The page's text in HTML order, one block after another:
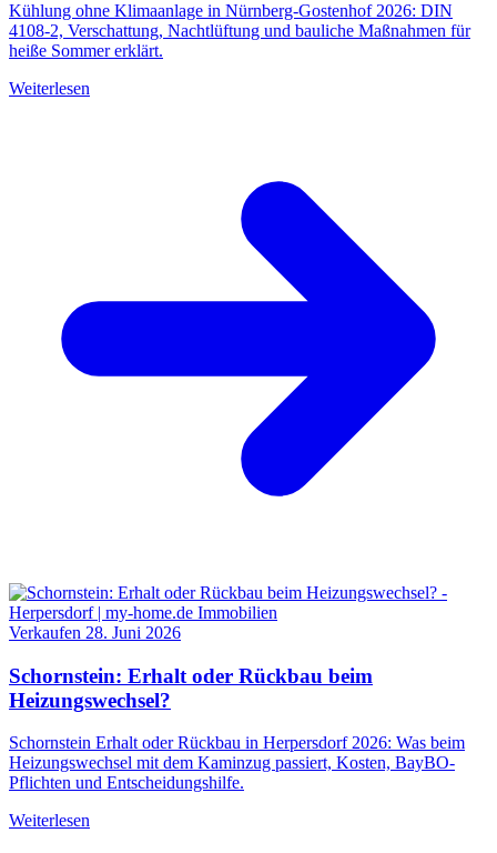
Kühlung ohne Klimaanlage in Nürnberg-Gostenhof 2026: DIN
4108-2, Verschattung, Nachtlüftung und bauliche Maßnahmen für
heiße Sommer erklärt.
Weiterlesen
Verkaufen 28. Juni 2026
Schornstein: Erhalt oder Rückbau beim
Heizungswechsel?
Schornstein Erhalt oder Rückbau in Herpersdorf 2026: Was beim
Heizungswechsel mit dem Kaminzug passiert, Kosten, BayBO-
Pflichten und Entscheidungshilfe.
Weiterlesen